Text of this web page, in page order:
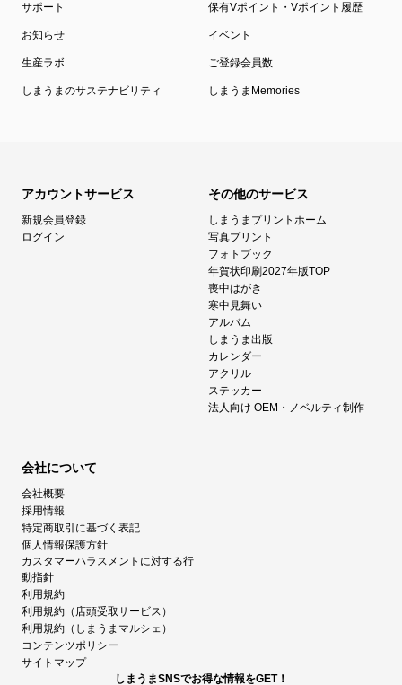
サポート 保有Vポイント・Vポイント履歴
お知らせ イベント
生産ラボ ご登録会員数
しまうまのサステナビリティ しまうまMemories
アカウントサービス
新規会員登録
ログイン
その他のサービス
しまうまプリントホーム
写真プリント
フォトブック
年賀状印刷2027年版TOP
喪中はがき
寒中見舞い
アルバム
しまうま出版
カレンダー
アクリル
ステッカー
法人向け OEM・ノベルティ制作
会社について
会社概要
採用情報
特定商取引に基づく表記
個人情報保護方針
カスタマーハラスメントに対する行
動指針
利用規約
利用規約（店頭受取サービス）
利用規約（しまうまマルシェ）
コンテンツポリシー
サイトマップ
しまうまSNSでお得な情報をGET！